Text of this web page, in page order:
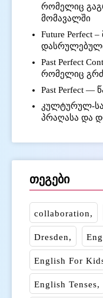
რომელიც
მომავალში
Future Perfect
Past Perfect
რომელიც
Past Perfect —
კულტურულ-
პრაღასა და
თეგები
collaboration
Dresden
English For
English Tenses